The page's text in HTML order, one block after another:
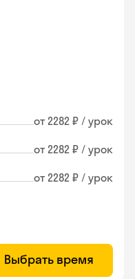
от 2282 ₽ / урок
от 2282 ₽ / урок
от 2282 ₽ / урок
Выбрать время